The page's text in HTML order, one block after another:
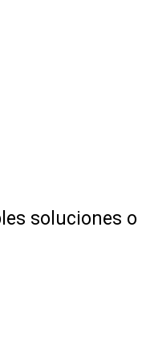
soluciones o